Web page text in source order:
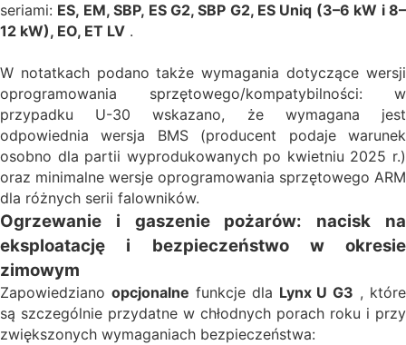
seriami: ES, EM, SBP, ES G2, SBP G2, ES Uniq (3–6 kW i 8–
12 kW), EO, ET LV .
W notatkach podano także wymagania dotyczące wersji
oprogramowania sprzętowego/kompatybilności: w
przypadku U-30 wskazano, że wymagana jest
odpowiednia wersja BMS (producent podaje warunek
osobno dla partii wyprodukowanych po kwietniu 2025 r.)
oraz minimalne wersje oprogramowania sprzętowego ARM
dla różnych serii falowników.
Ogrzewanie i gaszenie pożarów: nacisk na
eksploatację i bezpieczeństwo w okresie
zimowym
Zapowiedziano opcjonalne funkcje dla Lynx U G3 , które
są szczególnie przydatne w chłodnych porach roku i przy
zwiększonych wymaganiach bezpieczeństwa: